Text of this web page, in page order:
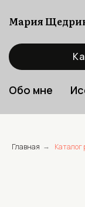
Мария
Обо мне
Главная → Каталог